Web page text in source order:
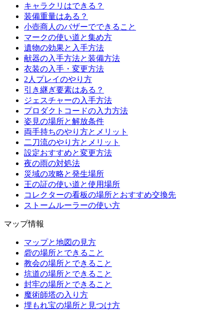
キャラクリはできる？
装備重量はある？
小壺商人のバザーでできること
マークの使い道と集め方
遺物の効果と入手方法
献器の入手方法と装備方法
衣装の入手・変更方法
2人プレイのやり方
引き継ぎ要素はある？
ジェスチャーの入手方法
プロダクトコードの入力方法
姿見の場所と解放条件
両手持ちのやり方とメリット
二刀流のやり方とメリット
設定おすすめと変更方法
夜の雨の対処法
災域の攻略と発生場所
王の証の使い道と使用場所
コレクターの看板の場所とおすすめ交換先
ストームルーラーの使い方
マップ情報
マップと地図の見方
砦の場所とできること
教会の場所とできること
坑道の場所とできること
封牢の場所とできること
魔術師塔の入り方
埋もれ宝の場所と見つけ方